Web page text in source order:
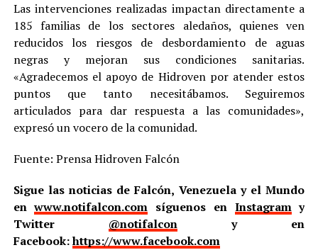
Las intervenciones realizadas impactan directamente a
185 familias de los sectores aledaños, quienes ven
reducidos los riesgos de desbordamiento de aguas
negras y mejoran sus condiciones sanitarias.
«Agradecemos el apoyo de Hidroven por atender estos
puntos que tanto necesitábamos. Seguiremos
articulados para dar respuesta a las comunidades»,
expresó un vocero de la comunidad.
Fuente: Prensa Hidroven Falcón
Sigue las noticias de Falcón, Venezuela y el Mundo
enwww.notifalcon.com síguenos en Instagramy
Twitter @notifalcony en
Facebook:https://www.facebook.com